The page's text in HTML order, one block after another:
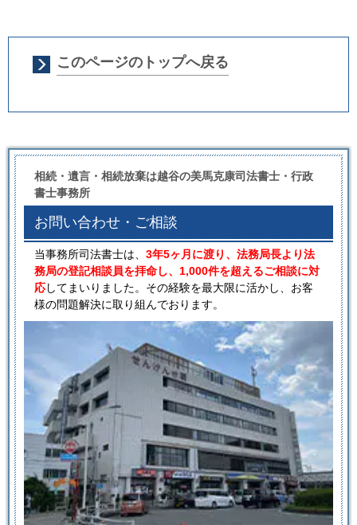
このページのトップへ戻る
相続・遺言・相続放棄は越谷の美馬克康司法書士・行政
書士事務所
お問い合わせ・ご相談
当事務所司法書士は、 3年5ヶ月に渡り、法務局長より法
務局の登記相談員を拝命し、1,000件を超えるご相談に対
応してまいりました。その経験を最大限に活かし、お客
様の問題解決に取り組んでおります。